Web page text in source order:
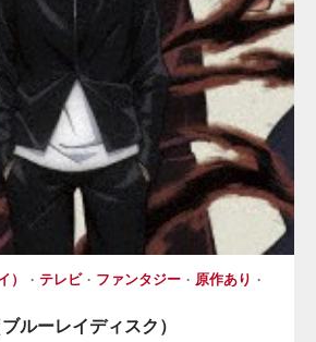
） テレビ ファンタジー
原作あり
ルーレイディスク）